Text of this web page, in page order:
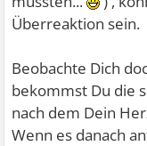
Überreaktion sein.
Beobachte Dich
bekommst Du die
nach dem Dein
Wenn es danach